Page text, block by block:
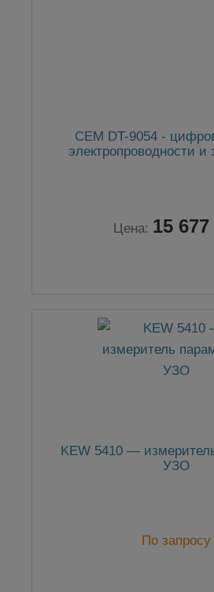
CEM DT-9054 -
электропроводности и
Цена: 15 677
KEW 5410 —
УЗО
По запросу